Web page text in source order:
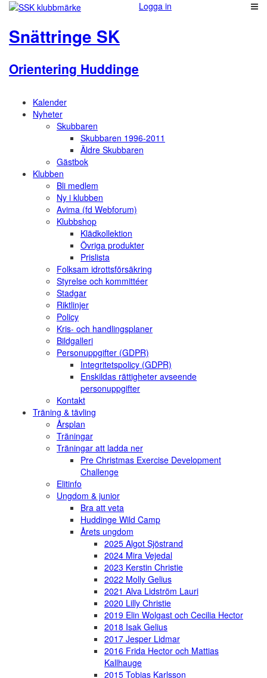
Logga in
Snättringe SK
Orientering Huddinge
Kalender
Nyheter
Skubbaren
Skubbaren 1996-2011
Äldre Skubbaren
Gästbok
Klubben
Bli medlem
Ny i klubben
Avima (fd Webforum)
Klubbshop
Klädkollektion
Övriga produkter
Prislista
Folksam idrottsförsäkring
Styrelse och kommittéer
Stadgar
Riktlinjer
Policy
Kris- och handlingsplaner
Bildgalleri
Personuppgifter (GDPR)
Integritetspolicy (GDPR)
Enskildas rättigheter avseende
personuppgifter
Kontakt
Träning & tävling
Årsplan
Träningar
Träningar att ladda ner
Pre Christmas Exercise Development
Challenge
Elitinfo
Ungdom & junior
Bra att veta
Huddinge Wild Camp
Årets ungdom
2025 Algot Sjöstrand
2024 Mira Vejedal
2023 Kerstin Christie
2022 Molly Gelius
2021 Alva Lidström Lauri
2020 Lilly Christie
2019 Elin Wolgast och Cecilia Hector
2018 Isak Gelius
2017 Jesper Lidmar
2016 Frida Hector och Mattias
Kallhauge
2015 Tobias Karlsson